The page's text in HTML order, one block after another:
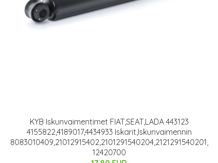
KYB Iskunvaimentimet FIAT,SEAT,LADA 443123
4155822,4189017,4434933 Iskarit,Iskunvaimennin
8083010409,21012915402,2101291540204,2121291540201,
12420700